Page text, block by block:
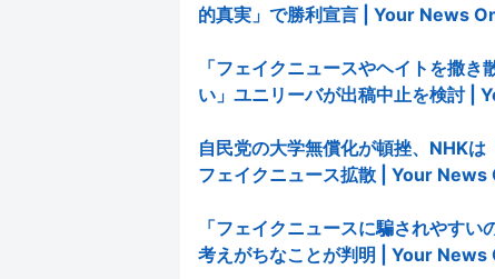
的真実」で勝利宣言 | Your News
「フェイクニュースやヘイトを撒
い」ユニリーバが出稿中止を検討 |
自民党の大学無償化が頓挫、NHK
フェイクニュース拡散 | Your News
「フェイクニュースに騙されやす
考えがちなことが判明 | Your News